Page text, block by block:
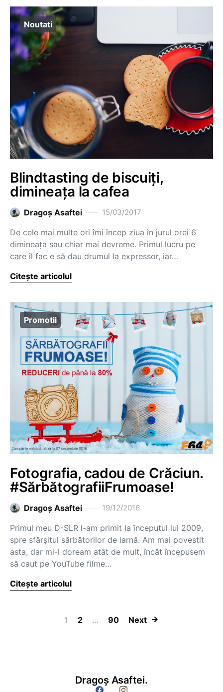
Noutati
Blindtasting de biscuiți,
dimineața la cafea
Dragoş Asaftei 15/03/2017
De cele mai multe ori îmi încep ziua în jurul orei 6
dimineața sau chiar mai devreme. Primul lucru pe
care îl fac e să dau drumul la expressor, iar…
Citește articolul
Promotii
Fotografia, cadou de Crăciun.
#SărbătografiiFrumoase!
Dragoş Asaftei 19/12/2016
Primul meu D-SLR l-am primit la începutul lui 2009,
spre sfârșitul sărbătorilor de iarnă. Am mai povestit
asta, dar mi-l doream atât de mult, încât începusem
să caut pe YouTube filme…
Citește articolul
Paginație
1 2 … 90 Next
Dragoș Asaftei.